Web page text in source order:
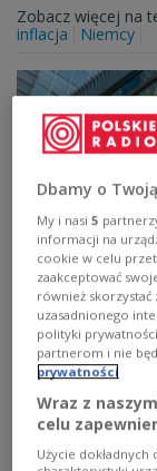
Zobacz więcej na
inflacja
Niemcy
Eksperci:
się wygrać
europejska
Nie należy
nakładanych
W tym samym
Dbamy o
My i nasi5
informacji na
cookie w celu
zaakceptować
również
uzasadnionego
polityki
partnerom i nie
prywatności
Wraz z
celu
Użycie